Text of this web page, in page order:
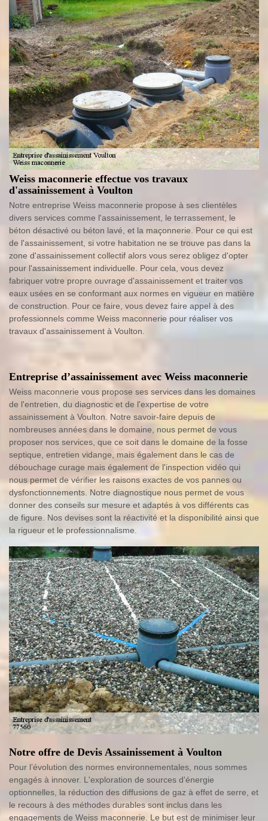
Weiss maconnerie effectue vos travaux
d'assainissement à Voulton
Notre entreprise Weiss maconnerie propose à ses clientèles
divers services comme l'assainissement, le terrassement, le
béton désactivé ou béton lavé, et la maçonnerie. Pour ce qui est
de l'assainissement, si votre habitation ne se trouve pas dans la
zone d'assainissement collectif alors vous serez obligez d'opter
pour l'assainissement individuelle. Pour cela, vous devez
fabriquer votre propre ouvrage d'assainissement et traiter vos
eaux usées en se conformant aux normes en vigueur en matière
de construction. Pour ce faire, vous devez faire appel à des
professionnels comme Weiss maconnerie pour réaliser vos
travaux d'assainissement à Voulton.
Entreprise d’assainissement avec Weiss maconnerie
Weiss maconnerie vous propose ses services dans les domaines
de l'entretien, du diagnostic et de l'expertise de votre
assainissement à Voulton. Notre savoir-faire depuis de
nombreuses années dans le domaine, nous permet de vous
proposer nos services, que ce soit dans le domaine de la fosse
septique, entretien vidange, mais également dans le cas de
débouchage curage mais également de l'inspection vidéo qui
nous permet de vérifier les raisons exactes de vos pannes ou
dysfonctionnements. Notre diagnostique nous permet de vous
donner des conseils sur mesure et adaptés à vos différents cas
de figure. Nos devises sont la réactivité et la disponibilité ainsi que
la rigueur et le professionnalisme.
Notre offre de Devis Assainissement à Voulton
Pour l’évolution des normes environnementales, nous sommes
engagés à innover. L'exploration de sources d'énergie
optionnelles, la réduction des diffusions de gaz à effet de serre, et
le recours à des méthodes durables sont inclus dans les
engagements de Weiss maconnerie. Le but est de minimiser leur